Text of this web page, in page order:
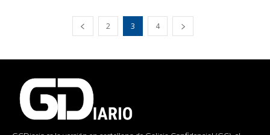
2 3 4